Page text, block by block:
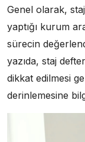
Genel olarak,
yaptığı kurum
sürecin
yazıda, staj
dikkat edilmesi
derinlemesine